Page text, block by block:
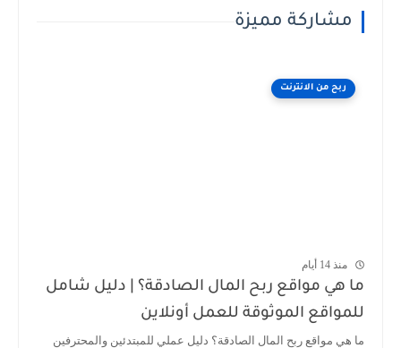
مشاركة مميزة
ربح من الانترنت
منذ 14 أيام
ما هي مواقع ربح المال الصادقة؟ | دليل شامل
للمواقع الموثوقة للعمل أونلاين
ما هي مواقع ربح المال الصادقة؟ دليل عملي للمبتدئين والمحترفين